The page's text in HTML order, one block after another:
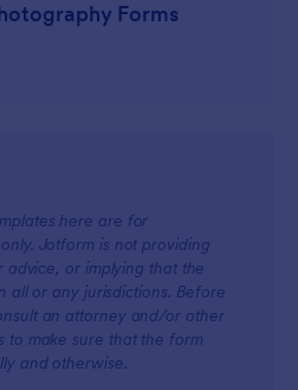
Forms
here are for
Jotform is not providing
or implying that the
all or any jurisdictions. Before
an attorney and/or other
to make sure that the form
and otherwise.